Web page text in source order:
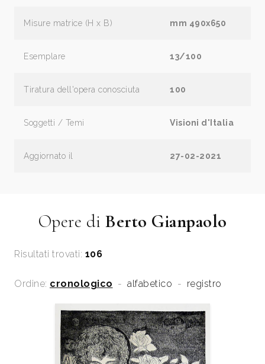
Misure matrice (H x B) mm 490x650
Esemplare 13/100
Tiratura dell'opera conosciuta 100
Soggetti / Temi Visioni d'Italia
Aggiornato il 27-02-2021
Opere di Berto Gianpaolo
Risultati trovati: 106
Ordine: cronologico - alfabetico - registro